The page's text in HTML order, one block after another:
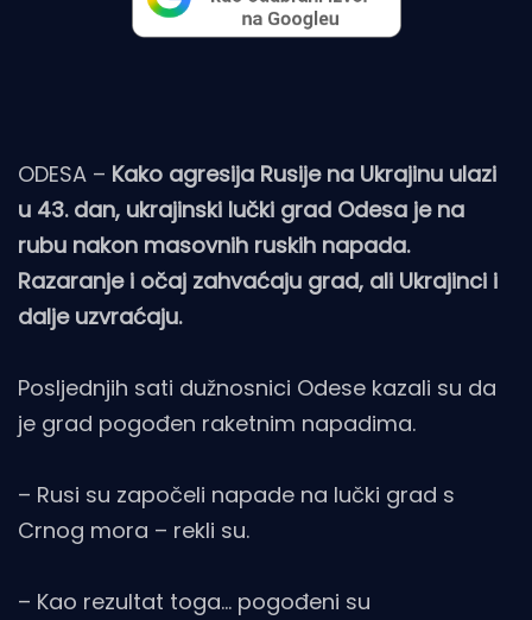
ODESA – Kako agresija Rusije na Ukrajinu ulazi
u 43. dan, ukrajinski lučki grad Odesa je na
rubu nakon masovnih ruskih napada.
Razaranje i očaj zahvaćaju grad, ali Ukrajinci i
dalje uzvraćaju.
Posljednjih sati dužnosnici Odese kazali su da
je grad pogođen raketnim napadima.
– Rusi su započeli napade na lučki grad s
Crnog mora – rekli su.
– Kao rezultat toga… pogođeni su